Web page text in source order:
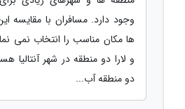
وجود دارد. مسافران با مقایسه
ها مکان مناسب را انتخاب نمی
و لارا دو منطقه در شهر آنتالیا
دو منطقه آب...